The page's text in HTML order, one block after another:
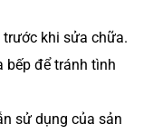
khi sửa chữa.
bếp để tránh tình
sử dụng của sản